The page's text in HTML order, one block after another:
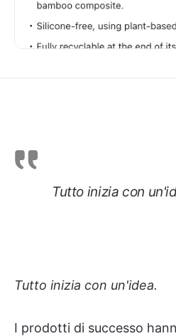
Tutto inizia con
Tutto inizia con un'idea.
I prodotti di successo